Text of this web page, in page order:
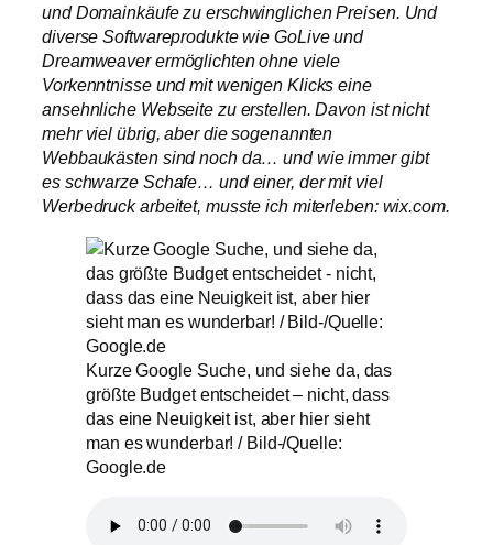
und Domainkäufe zu erschwinglichen Preisen. Und
diverse Softwareprodukte wie GoLive und
Dreamweaver ermöglichten ohne viele
Vorkenntnisse und mit wenigen Klicks eine
ansehnliche Webseite zu erstellen. Davon ist nicht
mehr viel übrig, aber die sogenannten
Webbaukästen sind noch da… und wie immer gibt
es schwarze Schafe… und einer, der mit viel
Werbedruck arbeitet, musste ich miterleben: wix.com.
Kurze Google Suche, und siehe da, das
größte Budget entscheidet – nicht, dass
das eine Neuigkeit ist, aber hier sieht
man es wunderbar! / Bild-/Quelle:
Google.de